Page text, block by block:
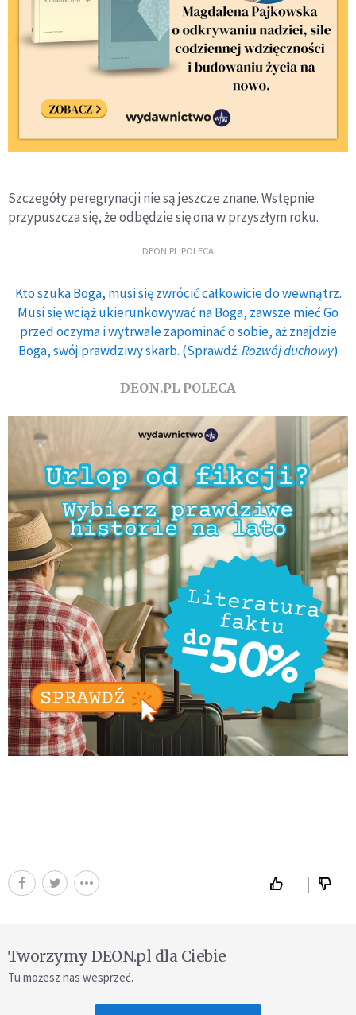
Szczegóły peregrynacji nie są jeszcze znane. Wstępnie
przypuszcza się, że odbędzie się ona w przyszłym roku.
DEON.PL POLECA
Kto szuka Boga, musi się zwrócić całkowicie do wewnątrz.
Musi się wciąż ukierunkowywać na Boga, zawsze mieć Go
przed oczyma i wytrwale zapominać o sobie, aż znajdzie
Boga, swój prawdziwy skarb. (Sprawdź:Rozwój duchowy)
DEON.PL POLECA
Tworzymy DEON.pl dla Ciebie
Tu możesz nas wesprzeć.